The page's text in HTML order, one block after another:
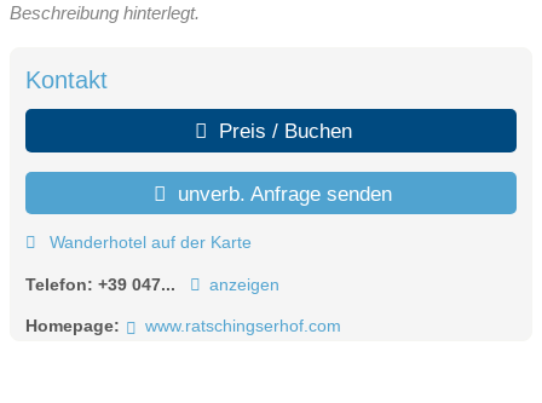
Beschreibung hinterlegt.
Kontakt
Preis / Buchen
unverb. Anfrage senden
Wanderhotel auf der Karte
Telefon: +39 047... anzeigen
Homepage: www.ratschingserhof.com